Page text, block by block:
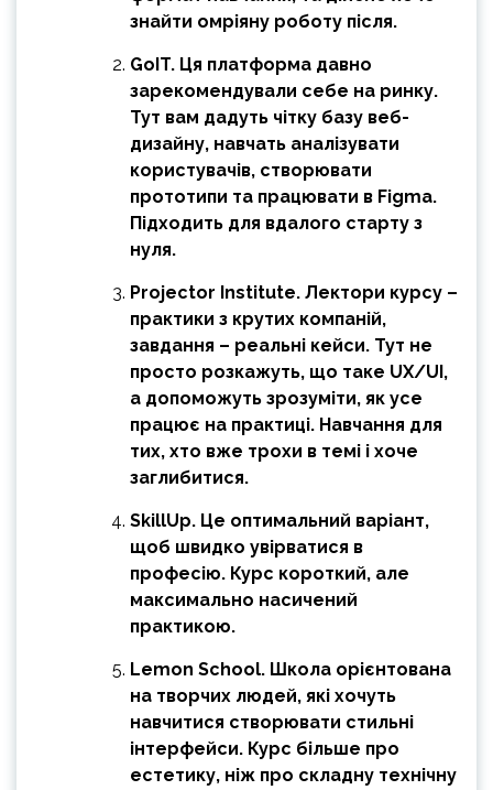
знайти омріяну роботу після.
GoIT. Ця платформа давно
зарекомендували себе на ринку.
Тут вам дадуть чітку базу веб-
дизайну, навчать аналізувати
користувачів, створювати
прототипи та працювати в Figma.
Підходить для вдалого старту з
нуля.
Projector Institute. Лектори курсу –
практики з крутих компаній,
завдання – реальні кейси. Тут не
просто розкажуть, що таке UX/UI,
а допоможуть зрозуміти, як усе
працює на практиці. Навчання для
тих, хто вже трохи в темі і хоче
заглибитися.
SkillUp. Це оптимальний варіант,
щоб швидко увірватися в
професію. Курс короткий, але
максимально насичений
практикою.
Lemon School. Школа орієнтована
на творчих людей, які хочуть
навчитися створювати стильні
інтерфейси. Курс більше про
естетику, ніж про складну технічну